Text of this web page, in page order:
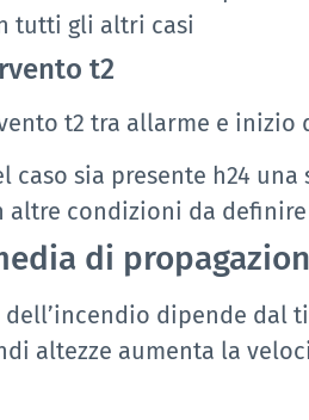
tutti gli altri casi
t2
t2 tra allarme e inizio
caso sia presente h24
altre condizioni da
di
dell’incendio dipende
altezze aumenta la